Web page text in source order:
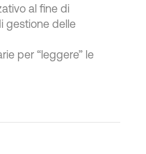
al fine di
gestione delle
per “leggere” le